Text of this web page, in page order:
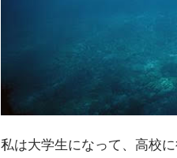
私は大学生になって、高校